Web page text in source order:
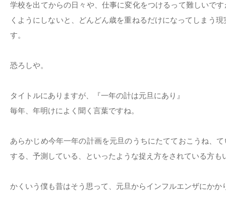
学校を出てからの日々や、仕事に変化をつけるって難しいで
くようにしないと、どんどん歳を重ねるだけになってしまう
す。
恐ろしや。
タイトルにありますが、『一年の計は元旦にあり』
毎年、年明けによく聞く言葉ですね。
あらかじめ今年一年の計画を元旦のうちにたてておこうね、
する、予測している、といったような捉え方をされている方も
かくいう僕も昔はそう思って、元旦からインフルエンザにか